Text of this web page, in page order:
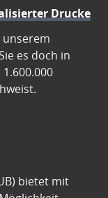
Drucke
unserem
es doch in
bietet mit